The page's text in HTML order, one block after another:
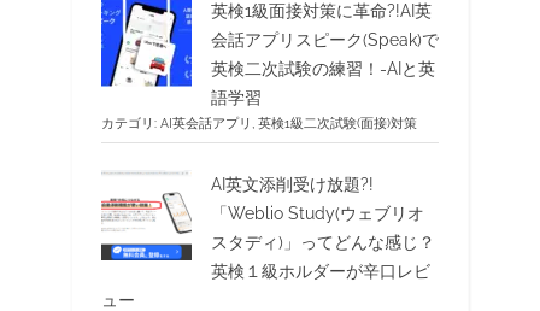
英検1級面接対策に革命?!AI英
会話アプリスピーク(Speak)で
英検二次試験の練習！-AIと英
語学習
カテゴリ: AI英会話アプリ , 英検1級二次試験(面接)対策
AI英文添削受け放題?!
「Weblio Study(ウェブリオ
スタディ)」ってどんな感じ？
英検１級ホルダーが辛口レビ
ュー